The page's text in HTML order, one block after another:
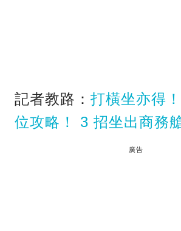
記者教路： 打橫坐亦得
位攻略！ 3 招坐出商務
廣告